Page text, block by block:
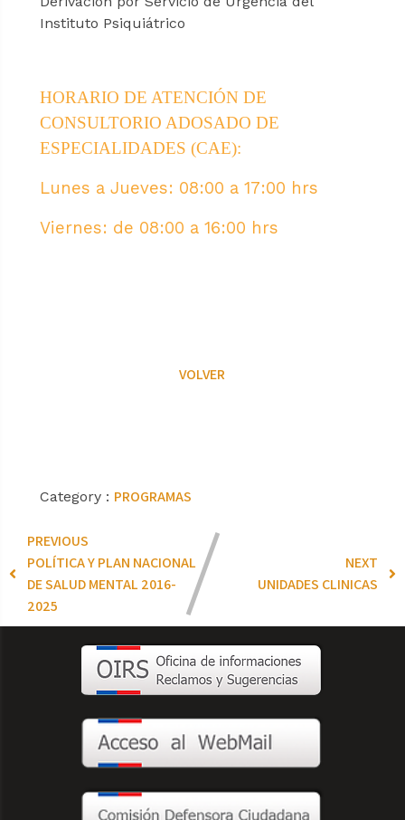
Instituto Psiquiátrico
HORARIO DE ATENCIÓN DE
CONSULTORIO ADOSADO DE
ESPECIALIDADES (CAE):
Lunes a Jueves: 08:00 a 17:00 hrs
Viernes: de 08:00 a 16:00 hrs
VOLVER
Category : PROGRAMAS
PREVIOUS
POLÍTICA Y PLAN NACIONAL
DE SALUD MENTAL 2016-
2025
NEXT
UNIDADES CLINICAS